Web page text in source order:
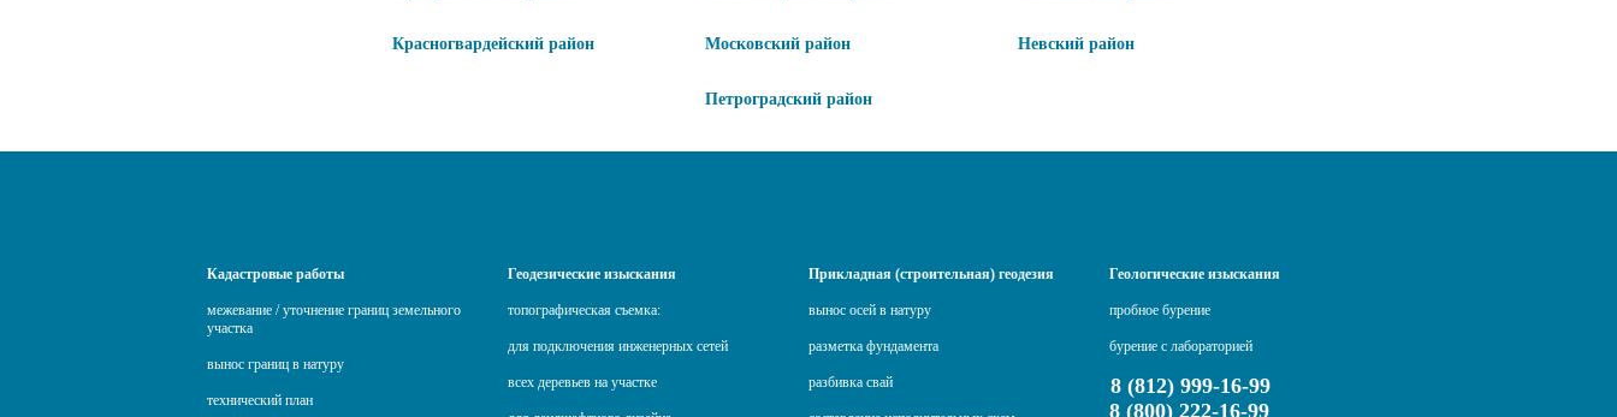
Красногвардейский район Московский район Невский район
Петроградский район
Кадастровые работы
межевание / уточнение границ земельного
участка
вынос границ в натуру
технический план
Геодезические изыскания
топографическая съемка:
для подключения инженерных сетей
всех деревьев на участке
Прикладная (строительная) геодезия
вынос осей в натуру
разметка фундамента
разбивка свай
Геологические изыскания
пробное бурение
бурение с лабораторией
8 (812) 999-16-99
8 (800) 222-16-99